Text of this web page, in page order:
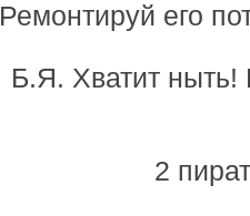
Ремонтируй его
Б.Я. Хватит ныть!
2